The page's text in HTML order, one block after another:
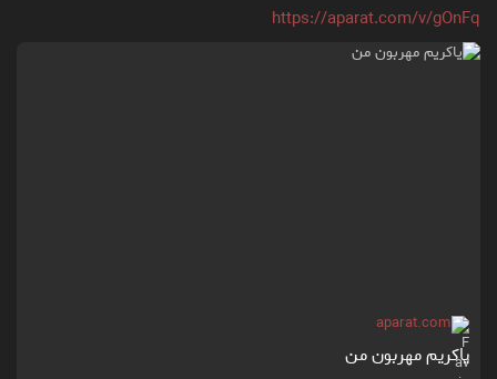
https://aparat.com/v/gOnFq
aparat.com
یاکریم مهربون من